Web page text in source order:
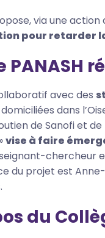
via une
pour retarder
PANASH
avec des
dans
de Sanofi et
vise à faire
chercheur
du projet est
du